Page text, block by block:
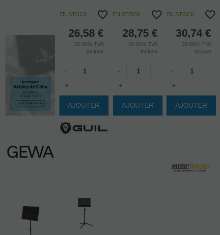
EN STOCK
26,58 €
20.00%TVA
incluse
-
+
AJOUTER
EN STOCK
28,75 €
20.00% TVA
incluse
-
+
AJOUTER
EN STOCK
30,74 €
20.00%TVA
incluse
-
+
AJOUTER